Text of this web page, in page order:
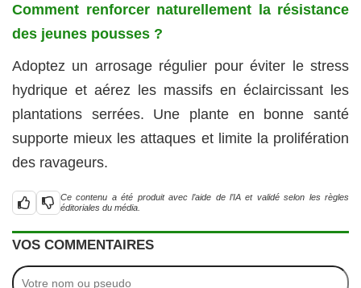
Comment renforcer naturellement la résistance
des jeunes pousses ?
Adoptez un arrosage régulier pour éviter le stress
hydrique et aérez les massifs en éclaircissant les
plantations serrées. Une plante en bonne santé
supporte mieux les attaques et limite la prolifération
des ravageurs.
Ce contenu a été produit avec l’aide de l’IA et validé selon les règles
éditoriales du média.
VOS COMMENTAIRES